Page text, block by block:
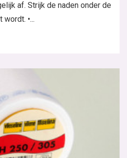
af. Strijk de naden onder de
•...